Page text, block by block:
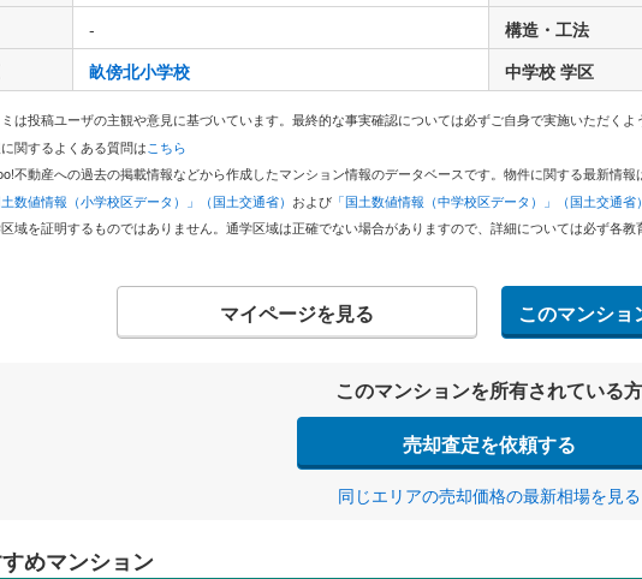
- 構造・工法
畝傍北小学校 中学校 学区
は投稿ユーザの主観や意見に基づいています。最終的な事実確認については必ずご自身で実施いただくよ
関するよくある質問はこちら
不動産への過去の掲載情報などから作成したマンション情報のデータベースです。物件に関する最新情報
土数値情報（小学校区データ）」（国土交通省） および 「国土数値情報（中学校区データ）」（国土交通省）
域を証明するものではありません。通学区域は正確でない場合がありますので、詳細については必ず各教
マイページを見る このマンショ
このマンションを所有されている方
売却査定を依頼する
同じエリアの売却価格の最新相場を見る
めマンション